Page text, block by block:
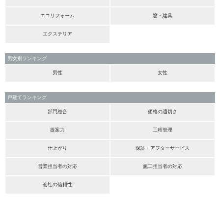
エコリフォーム 窓・建具
エクステリア
男女別ランキング
男性 女性
戸建てランキング
部門総合 価格の適切さ
提案力 工程管理
仕上がり 保証・アフターサービス
営業担当者の対応 施工担当者の対応
会社の信頼性